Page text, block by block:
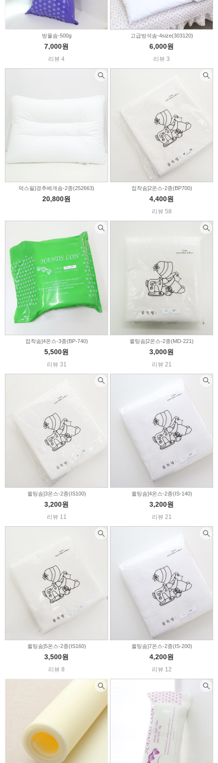
방울솜-500g
7,000원
리뷰 4
고급방석솜-4size(303120)
6,000원
리뷰 3
덕스필]경추베개솜-2종(252663)
20,800원
접착솜]2온스-2종(BP700)
4,400원
리뷰 58
접착솜]4온스-3종(BP-740)
5,500원
리뷰 31
퀼팅솜]2온스-2종(MD-221)
3,000원
리뷰 21
퀼팅솜]3온스-2종(IS100)
3,200원
리뷰 11
퀼팅솜]4온스-2종(IS-140)
3,200원
리뷰 21
퀼팅솜]5온스-2종(IS160)
3,500원
리뷰 8
퀼팅솜]7온스-2종(IS-200)
4,200원
리뷰 12